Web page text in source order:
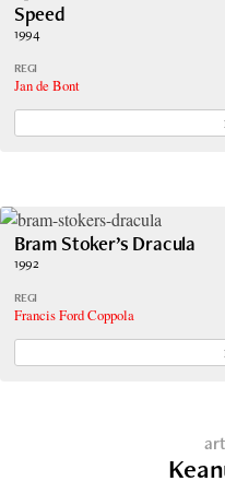
Speed
1994
REGI
Jan de Bont
Bram Stoker’s Dracula
1992
REGI
Francis Ford Coppola